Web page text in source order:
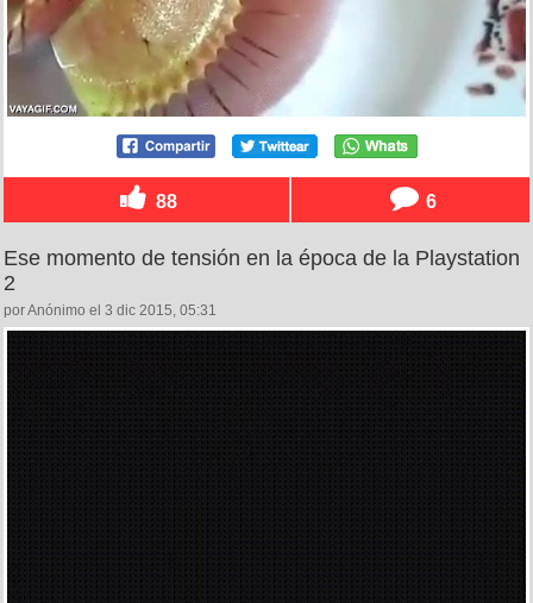
88 6
Ese momento de tensión en la época de la Playstation
2
por Anónimo el 3 dic 2015, 05:31